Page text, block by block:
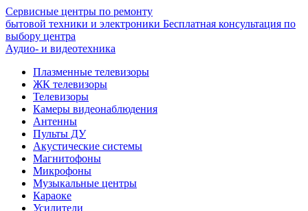
Сервисные центры по ремонту
бытовой техники и электроники Бесплатная консультация по
выбору центра
Аудио- и видеотехника
Плазменные телевизоры
ЖК телевизоры
Телевизоры
Камеры видеонаблюдения
Антенны
Пульты ДУ
Акустические системы
Магнитофоны
Микрофоны
Музыкальные центры
Караоке
Усилители